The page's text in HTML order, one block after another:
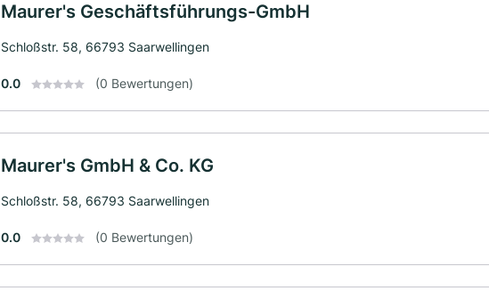
Maurer's Geschäftsführungs-GmbH
Schloßstr. 58, 66793 Saarwellingen
0.0 (0 Bewertungen)
Maurer's GmbH & Co. KG
Schloßstr. 58, 66793 Saarwellingen
0.0 (0 Bewertungen)